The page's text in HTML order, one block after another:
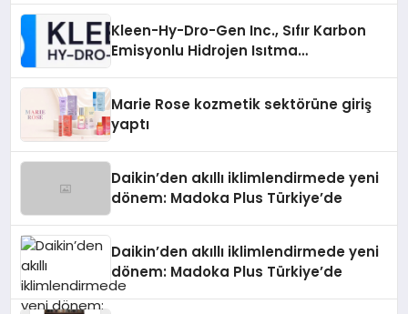
Kleen-Hy-Dro-Gen Inc., Sıfır Karbon
Emisyonlu Hidrojen Isıtma
Marie Rose kozmetik sektörüne giriş
yaptı
Daikin’den akıllı iklimlendirmede yeni
dönem: Madoka Plus Türkiye’de
Daikin’den akıllı iklimlendirmede yeni
dönem: Madoka Plus Türkiye’de